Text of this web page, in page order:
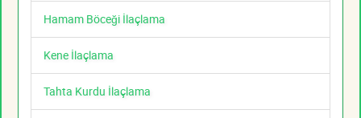
Hamam Böceği İlaçlama
Kene İlaçlama
Tahta Kurdu İlaçlama